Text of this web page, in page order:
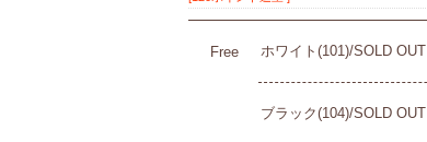
Free ホワイト(101)/SOLD OUT
ブラック(104)/SOLD OUT